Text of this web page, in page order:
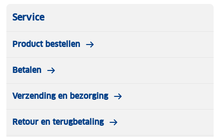
Service
Product bestellen
Betalen
Verzending en bezorging
Retour en terugbetaling